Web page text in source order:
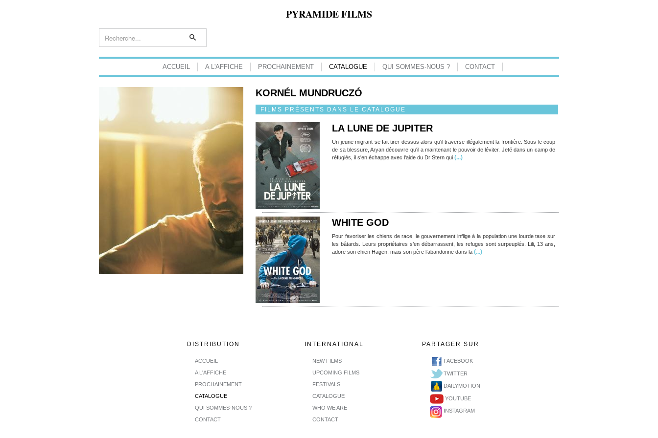
PYRAMIDE FILMS
ACCUEIL A L'AFFICHE PROCHAINEMENT CATALOGUE QUI SOMMES-NOUS ? CONTACT
KORNÉL MUNDRUCZÓ
FILMS PRÉSENTS DANS LE CATALOGUE
LA LUNE DE JUPITER
Un jeune migrant se fait tirer dessus alors qu'il traverse illégalement la frontière. Sous le coup
de sa blessure, Aryan découvre qu'il a maintenant le pouvoir de léviter. Jeté dans un camp de
réfugiés, il s'en échappe avec l'aide du Dr Stern qui (...)
WHITE GOD
Pour favoriser les chiens de race, le gouvernement inflige à la population une lourde taxe sur
les bâtards. Leurs propriétaires s’en débarrassent, les refuges sont surpeuplés. Lili, 13 ans,
adore son chien Hagen, mais son père l’abandonne dans la (...)
DISTRIBUTION
ACCUEIL
A L'AFFICHE
PROCHAINEMENT
CATALOGUE
QUI SOMMES-NOUS ?
CONTACT
INTERNATIONAL
NEW FILMS
UPCOMING FILMS
FESTIVALS
CATALOGUE
WHO WE ARE
CONTACT
PARTAGER SUR
FACEBOOK
TWITTER
DAILYMOTION
YOUTUBE
INSTAGRAM